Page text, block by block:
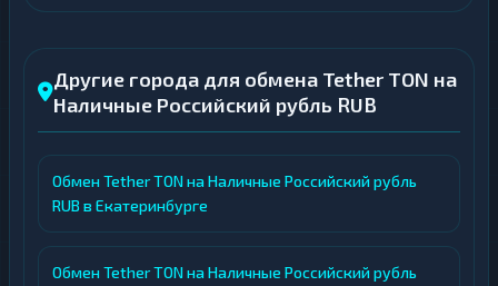
Другие города для обмена Tether TON на
Наличные Российский рубль RUB
Обмен Tether TON на Наличные Российский рубль
RUB в Екатеринбурге
Обмен Tether TON на Наличные Российский рубль